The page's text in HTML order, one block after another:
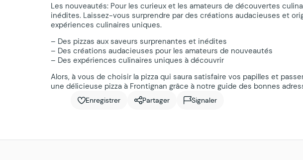
Les nouveautés: Pour les curieux et les amateurs de découvertes
inédites. Laissez-vous surprendre par des créations audacieuses et
expériences culinaires uniques.
– Des pizzas aux saveurs surprenantes et inédites
– Des créations audacieuses pour les amateurs de nouveautés
– Des expériences culinaires uniques à découvrir
Alors, à vous de choisir la pizza qui saura satisfaire vos papilles et
une délicieuse pizza à Frontignan grâce à notre guide des bonnes
Enregistrer Partager Signaler